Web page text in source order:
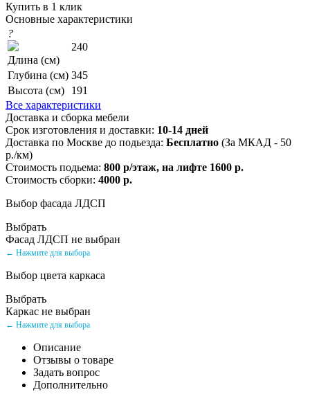
Купить в 1 клик
Основные характеристики
?
Длина (см)
240
Глубина (см) 345
Высота (см)
191
Все характеристики
Доставка и сборка мебели
Срок изготовления и доставки: 10-14 дней
Доставка по Москве до подьезда: Бесплатно (За МКАД - 50
р./км)
Стоимость подьема: 800 р/этаж, на лифте 1600 р.
Стоимость сборки: 4000 р.
Выбор фасада ЛДСП
Выбрать
Фасад ЛДСП не выбран
← Нажмите для выбора
Выбор цвета каркаса
Выбрать
Каркас не выбран
← Нажмите для выбора
Описание
Отзывы о товаре
Задать вопрос
Дополнительно